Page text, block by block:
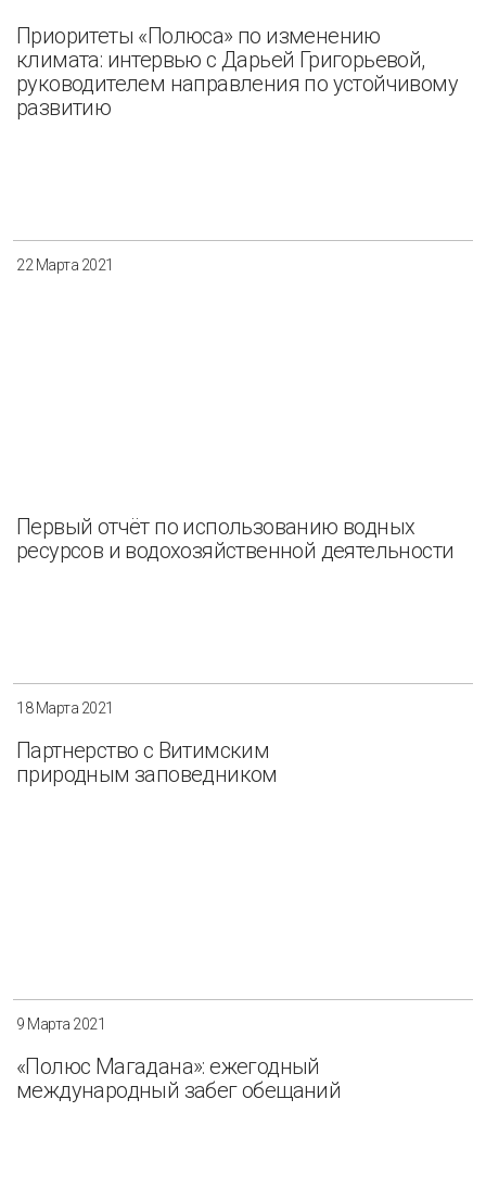
Приоритеты «Полюса» по изменению
климата: интервью с Дарьей Григорьевой,
руководителем направления по устойчивому
развитию
22 Марта 2021
Первый отчёт по использованию водных
ресурсов и водохозяйственной деятельности
18 Марта 2021
Партнерство с Витимским
природным заповедником
9 Марта 2021
«Полюс Магадана»: ежегодный
международный забег обещаний